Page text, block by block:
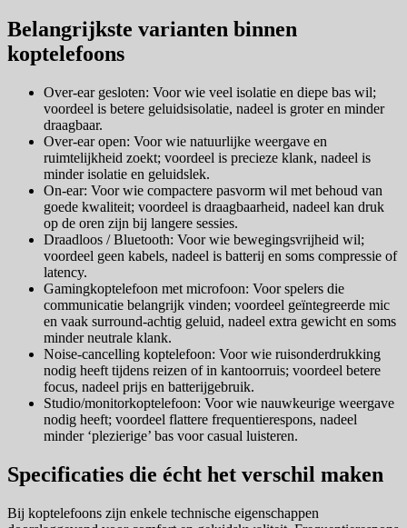
Belangrijkste varianten binnen
koptelefoons
Over-ear gesloten: Voor wie veel isolatie en diepe bas wil;
voordeel is betere geluidsisolatie, nadeel is groter en minder
draagbaar.
Over-ear open: Voor wie natuurlijke weergave en
ruimtelijkheid zoekt; voordeel is precieze klank, nadeel is
minder isolatie en geluidslek.
On-ear: Voor wie compactere pasvorm wil met behoud van
goede kwaliteit; voordeel is draagbaarheid, nadeel kan druk
op de oren zijn bij langere sessies.
Draadloos / Bluetooth: Voor wie bewegingsvrijheid wil;
voordeel geen kabels, nadeel is batterij en soms compressie of
latency.
Gamingkoptelefoon met microfoon: Voor spelers die
communicatie belangrijk vinden; voordeel geïntegreerde mic
en vaak surround-achtig geluid, nadeel extra gewicht en soms
minder neutrale klank.
Noise-cancelling koptelefoon: Voor wie ruisonderdrukking
nodig heeft tijdens reizen of in kantoorruis; voordeel betere
focus, nadeel prijs en batterijgebruik.
Studio/monitorkoptelefoon: Voor wie nauwkeurige weergave
nodig heeft; voordeel flattere frequentierespons, nadeel
minder ‘plezierige’ bas voor casual luisteren.
Specificaties die écht het verschil maken
Bij koptelefoons zijn enkele technische eigenschappen